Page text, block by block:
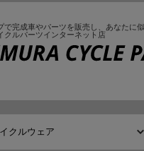
で完成車やパーツを販売し、 あなたに
クルパーツインターネット店